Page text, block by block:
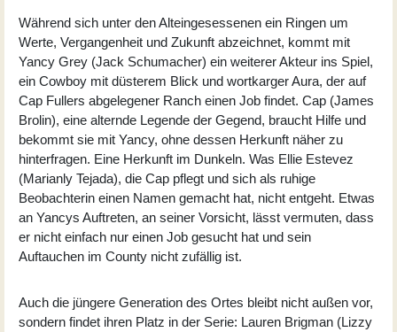
Während sich unter den Alteingesessenen ein Ringen um
Werte, Vergangenheit und Zukunft abzeichnet, kommt mit
Yancy Grey (Jack Schumacher) ein weiterer Akteur ins Spiel,
ein Cowboy mit düsterem Blick und wortkarger Aura, der auf
Cap Fullers abgelegener Ranch einen Job findet. Cap (James
Brolin), eine alternde Legende der Gegend, braucht Hilfe und
bekommt sie mit Yancy, ohne dessen Herkunft näher zu
hinterfragen. Eine Herkunft im Dunkeln. Was Ellie Estevez
(Marianly Tejada), die Cap pflegt und sich als ruhige
Beobachterin einen Namen gemacht hat, nicht entgeht. Etwas
an Yancys Auftreten, an seiner Vorsicht, lässt vermuten, dass
er nicht einfach nur einen Job gesucht hat und sein
Auftauchen im County nicht zufällig ist.
Auch die jüngere Generation des Ortes bleibt nicht außen vor,
sondern findet ihren Platz in der Serie: Lauren Brigman (Lizzy